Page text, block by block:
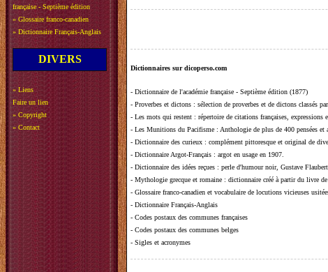
française - Septième édition
» Glossaire franco-canadien
» Dictionnaire Français-Anglais
DIVERS
» Liens
Faire un lien
» Copyright
» Contact
Dictionnaires sur dicoperso.com
- Dictionnaire de l'académie française - Septième édition (1877)
- Proverbes et dictons : sélection de proverbes et de dictons classés par
- Les mots qui restent : répertoire de citations françaises, expressions
- Les Munitions du Pacifisme : Anthologie de plus de 400 pensées
- Dictionnaire des curieux : complément pittoresque et original de
- Dictionnaire Argot-Français : argot en usage en 1907.
- Dictionnaire des idées reçues : perle d'humour noir, Gustave
- Mythologie grecque et romaine : dictionnaire créé à partir du livre
- Glossaire franco-canadien et vocabulaire de locutions vicieuses
- Dictionnaire Français-Anglais
- Codes postaux des communes françaises
- Codes postaux des communes belges
- Sigles et acronymes